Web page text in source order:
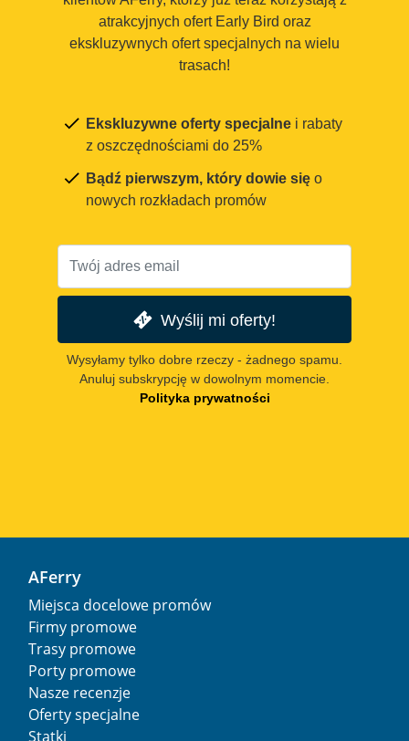
atrakcyjnych ofert Early Bird oraz
ekskluzywnych ofert specjalnych na wielu
trasach!
Ekskluzywne oferty specjalne i rabaty
z oszczędnościami do 25%
Bądź pierwszym, który dowie się o
nowych rozkładach promów
Wyślij mi oferty!
Wysyłamy tylko dobre rzeczy - żadnego spamu.
Anuluj subskrypcję w dowolnym momencie.
Polityka prywatności
AFerry
Miejsca docelowe promów
Firmy promowe
Trasy promowe
Porty promowe
Nasze recenzje
Oferty specjalne
Statki